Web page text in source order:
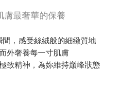
膚最奢華的保養
間，感受絲絨般的細緻質地
外奢養每一寸肌膚
致精神，為妳維持巔峰狀態